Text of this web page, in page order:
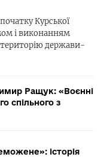
Курської
і виконанням
територію держави-
Ращук: «Воєнні
спільного з
історія